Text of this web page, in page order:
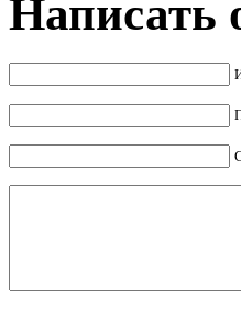
Написать